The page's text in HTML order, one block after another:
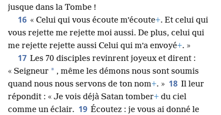
jusque dans la Tombe !
16 « Celui qui vous écoute m’écoute+. Et celui qui
vous rejette me rejette moi aussi. De plus, celui qui
me rejette rejette aussi Celui qui m’a envoyé+. »
17 Les 70 disciples revinrent joyeux et dirent :
« Seigneur * , même les démons nous sont soumis
quand nous nous servons de ton nom+. » 18 Il leur
répondit : « Je vois déjà Satan tomber+ du ciel
comme un éclair. 19 Écoutez : je vous ai donné le